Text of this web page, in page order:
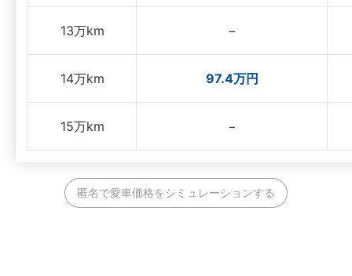
13万km −
14万km 97.4万円
15万km −
匿名で愛車価格をシミュレーションする